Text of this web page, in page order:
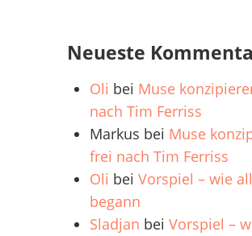
Neueste
Oli bei Muse
nach Tim Ferriss
Markus bei Muse
frei nach Tim Ferriss
Oli beiVorspiel – wie
begann
Sladjan beiVorspiel –